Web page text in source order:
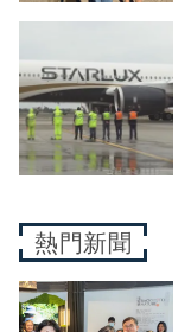
熱門新聞